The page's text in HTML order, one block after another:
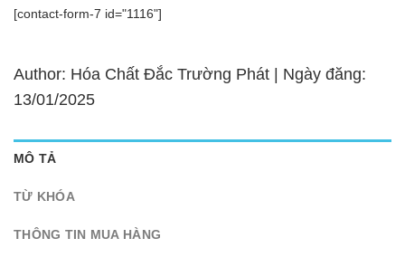
[contact-form-7 id="1116"]
Author: Hóa Chất Đắc Trường Phát | Ngày đăng:
13/01/2025
MÔ TẢ
TỪ KHÓA
THÔNG TIN MUA HÀNG